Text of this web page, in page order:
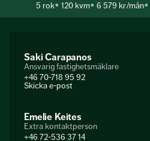
5 rok 120 kvm 6 579 kr/mån
Saki Carapanos
Ansvarig fastighetsmäklare
+46 70-718 95 92
Skicka e-post
Emelie Keites
Extra kontaktperson
+46 72-536 37 14